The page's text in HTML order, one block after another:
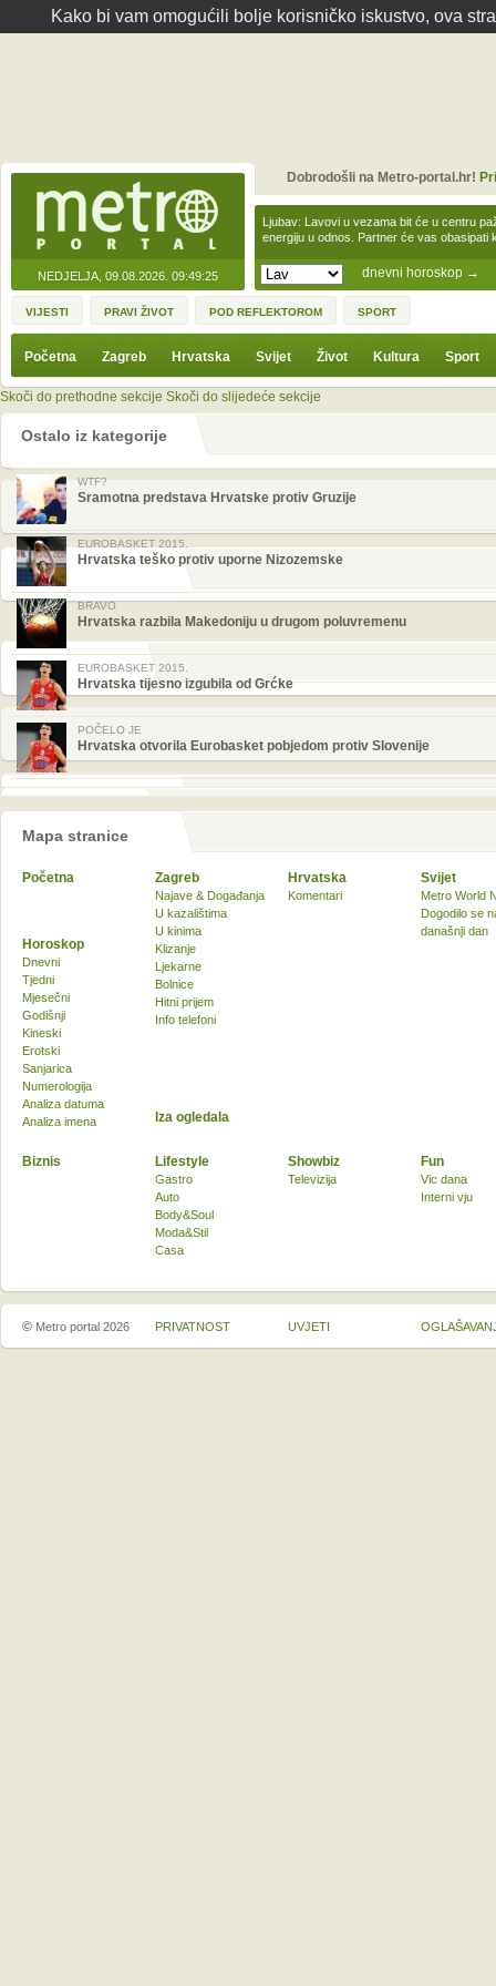
Kako bi vam omogućili bolje korisničko iskustvo, ova
NEDJELJA, 09.08.2026. 09:49:25 dnevni horoskop →
Ljubav: Lavovi u vezama bit će u centru
energiju u odnos. Partner će vas obasipati
Dobrodošli na Metro-portal.hr!
VIJESTI PRAVI ŽIVOT POD REFLEKTOROM SPORT
Početna Zagreb Hrvatska Svijet Život Kultura Sport
Skoči do prethodne sekcije Skoči do slijedeće sekcije
Ostalo iz kategorije
WTF?
Sramotna predstava Hrvatske protiv Gruzije
EUROBASKET 2015.
Hrvatska teško protiv uporne Nizozemske
BRAVO
Hrvatska razbila Makedoniju u drugom poluvremenu
EUROBASKET 2015.
Hrvatska tijesno izgubila od Grćke
POČELO JE
Hrvatska otvorila Eurobasket pobjedom protiv Slovenije
Mapa stranice
Početna Zagreb
Najave & Događanja
U kazalištima
U kinima
Klizanje
Ljekarne
Bolnice
Hitni prijem
Info telefoni
Hrvatska
Komentari
Svijet
Metro World
Dogodilo se
današnji dan
Biznis Lifestyle
Gastro
Auto
Body&Soul
Moda&Stil
Casa
Showbiz
Televizija
Fun
Vic dana
Interni vju
Horoskop
Dnevni
Tjedni
Mjesečni
Godišnji
Kineski
Erotski
Sanjarica
Numerologija
Analiza datuma
Analiza imena
Iza ogledala
© Metro portal 2026 PRIVATNOST UVJETI